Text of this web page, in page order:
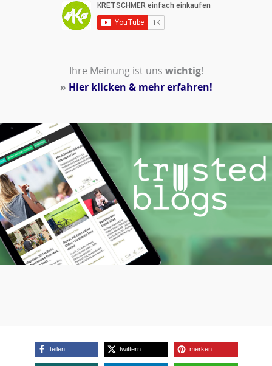
Ihre Meinung ist uns wichtig!
» Hier klicken & mehr erfahren!
teilen twittern merken